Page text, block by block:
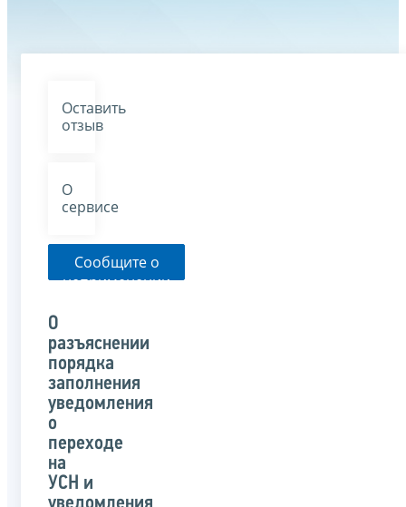
Оставить
отзыв
О
сервисе
Сообщите о
неприменении
указанного
письма
О
разъяснении
порядка
заполнения
уведомления
о
переходе
на
УСН и